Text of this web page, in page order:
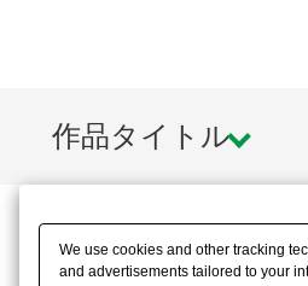
【楽しみ方】
・全身の3mm径ジ
径ジョイント（軸
作品タイトル
We use cookies and other tracking
and advertisements tailored to your